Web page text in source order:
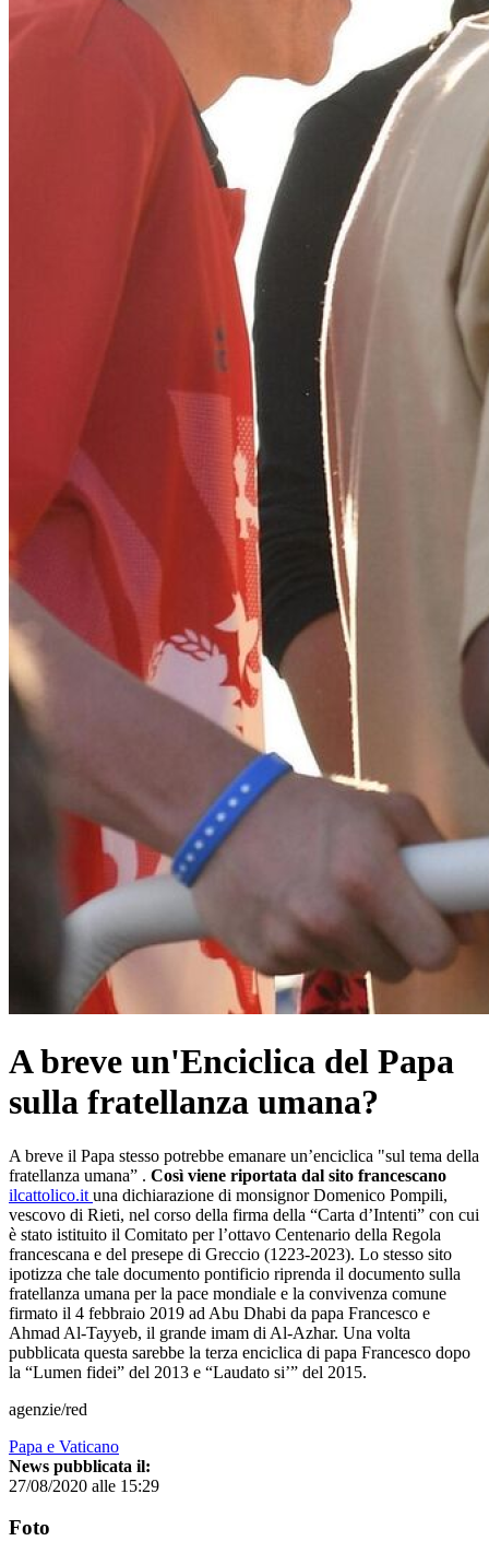
A breve un'Enciclica del Papa
sulla fratellanza umana?
A breve il Papa stesso potrebbe emanare un’enciclica "sul tema della
fratellanza umana” . Così viene riportata dal sito francescano
ilcattolico.it una dichiarazione di monsignor Domenico Pompili,
vescovo di Rieti, nel corso della firma della “Carta d’Intenti” con cui
è stato istituito il Comitato per l’ottavo Centenario della Regola
francescana e del presepe di Greccio (1223-2023). Lo stesso sito
ipotizza che tale documento pontificio riprenda il documento sulla
fratellanza umana per la pace mondiale e la convivenza comune
firmato il 4 febbraio 2019 ad Abu Dhabi da papa Francesco e
Ahmad Al-Tayyeb, il grande imam di Al-Azhar. Una volta
pubblicata questa sarebbe la terza enciclica di papa Francesco dopo
la “Lumen fidei” del 2013 e “Laudato si’” del 2015.
agenzie/red
Papa e Vaticano
News pubblicata il:
27/08/2020 alle 15:29
Foto